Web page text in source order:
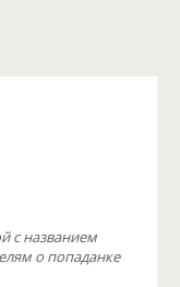
с названием
о попаданке